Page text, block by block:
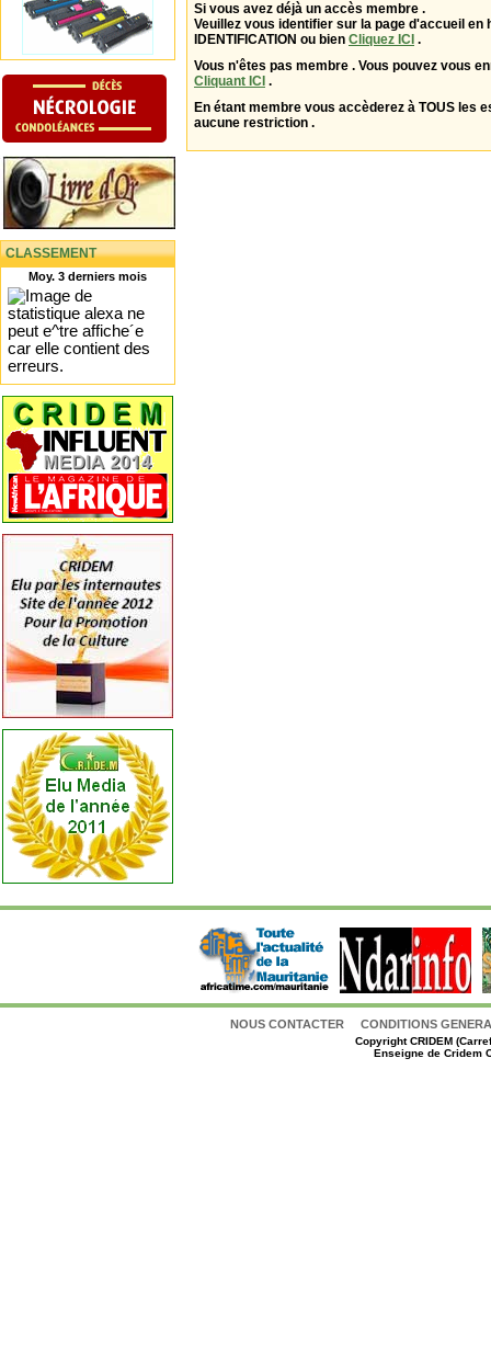
CLASSEMENT
Moy. 3 derniers mois
Si vous avez déjà un accès membre .
Veuillez vous identifier sur la page d'accueil en
IDENTIFICATION ou bien Cliquez ICI .
Vous n'êtes pas membre . Vous pouvez vous
Cliquant ICI .
En étant membre vous accèderez à TOUS les
aucune restriction .
NOUS CONTACTER CONDITIONS
CopyrightCRIDEM
Enseigne de Cridem